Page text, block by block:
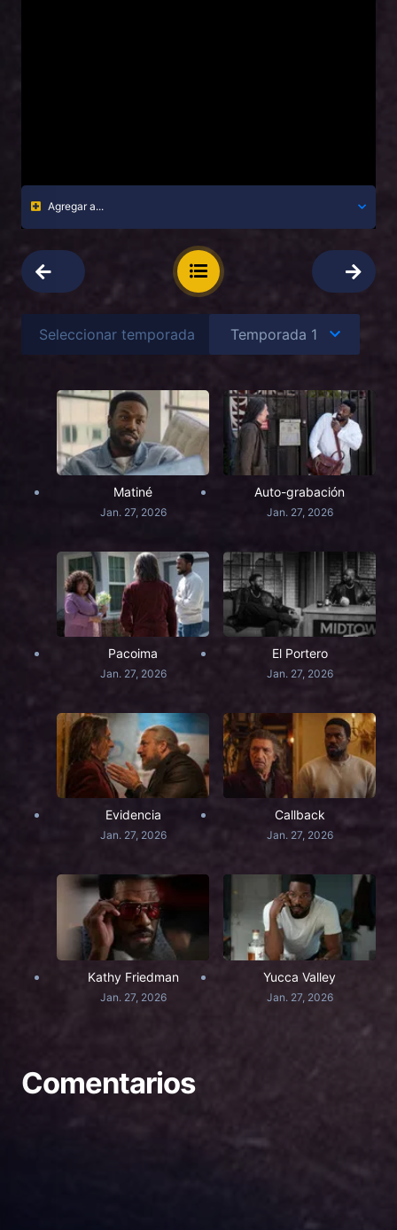
Agregar a...
Seleccionar temporada
Matiné
Jan. 27, 2026
Auto-grabación
Jan. 27, 2026
Pacoima
Jan. 27, 2026
El Portero
Jan. 27, 2026
Evidencia
Jan. 27, 2026
Callback
Jan. 27, 2026
Kathy Friedman
Jan. 27, 2026
Yucca Valley
Jan. 27, 2026
Comentarios